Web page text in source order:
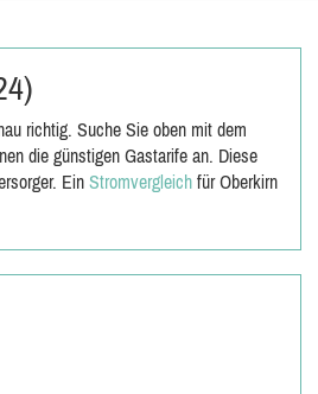
richtig. Suche Sie oben mit dem
die günstigen Gastarife an. Diese
Ein Stromvergleich für Oberkirn